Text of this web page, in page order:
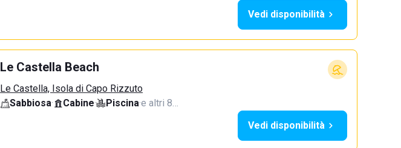
Vedi disponibilità
Le Castella Beach
Le Castella, Isola di Capo Rizzuto
Sabbiosa· Cabine· Piscina·e altri 8…
Vedi disponibilità